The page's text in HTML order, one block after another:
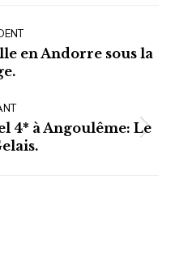
en Andorre sous la
4* à Angoulême: Le